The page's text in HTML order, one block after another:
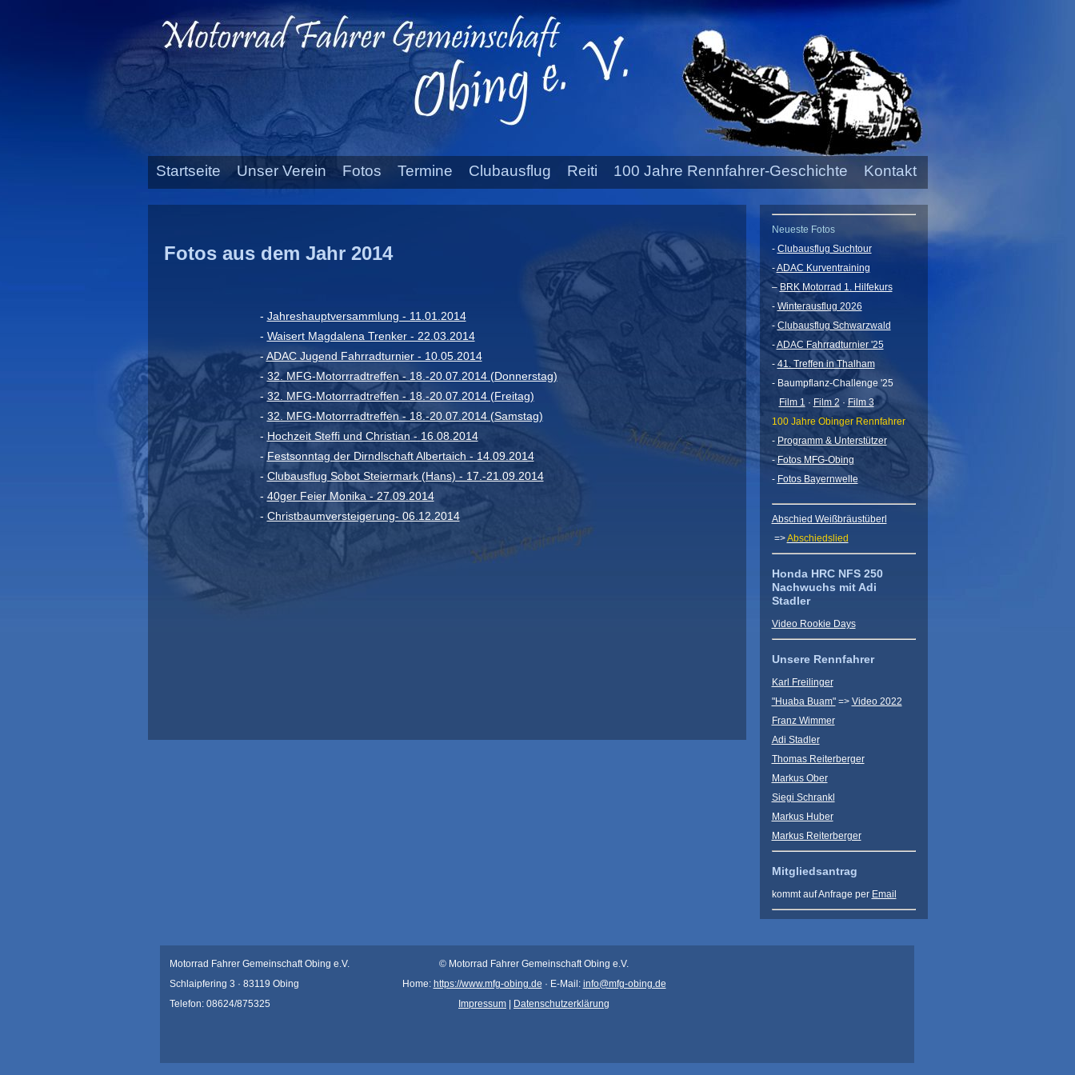
Startseite Unser Verein Fotos Termine Clubausflug Reiti 100 Jahre Rennfahrer-Geschichte Kontakt
Fotos aus dem Jahr 2014
- Jahreshauptversammlung - 11.01.2014
- Waisert Magdalena Trenker - 22.03.2014
- ADAC Jugend Fahrradturnier - 10.05.2014
- 32. MFG-Motorrradtreffen - 18.-20.07.2014 (Donnerstag)
- 32. MFG-Motorrradtreffen - 18.-20.07.2014 (Freitag)
- 32. MFG-Motorrradtreffen - 18.-20.07.2014 (Samstag)
- Hochzeit Steffi und Christian - 16.08.2014
- Festsonntag der Dirndlschaft Albertaich - 14.09.2014
- Clubausflug Sobot Steiermark (Hans) - 17.-21.09.2014
- 40ger Feier Monika - 27.09.2014
- Christbaumversteigerung- 06.12.2014
Neueste Fotos
- Clubausflug Suchtour
-ADAC Kurventraining
– BRK Motorrad 1. Hilfekurs
- Winterausflug 2026
- Clubausflug Schwarzwald
-ADAC Fahrradturnier '25
- 41. Treffen in Thalham
- Baumpflanz-Challenge '25
Film 1 · Film 2 · Film 3
100 Jahre Obinger Rennfahrer
- Programm & Unterstützer
-Fotos MFG-Obing
- Fotos Bayernwelle
Abschied Weißbräustüberl
=>Abschiedslied
Honda HRC NFS 250
Nachwuchs mit Adi
Stadler
Video Rookie Days
Unsere Rennfahrer
Karl Freilinger
"Huaba Buam"=> Video 2022
Franz Wimmer
Adi Stadler
Thomas Reiterberger
Markus Ober
Siegi Schrankl
Markus Huber
Markus Reiterberger
Mitgliedsantrag
kommt auf Anfrage per Email
Motorrad Fahrer Gemeinschaft Obing e.V. © Motorrad Fahrer Gemeinschaft Obing e.V.
Schlaipfering 3 · 83119 Obing
Home: https://www.mfg-obing.de · E-Mail: info@mfg-obing.de
Telefon: 08624/875325
Impressum | Datenschutzerklärung